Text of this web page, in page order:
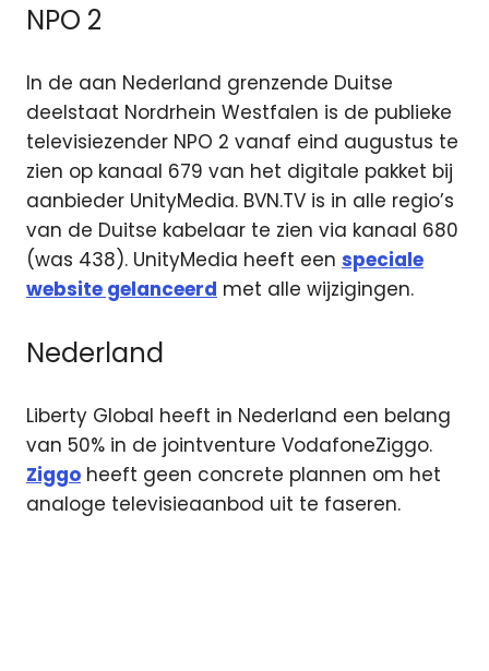
NPO 2
In de aan Nederland grenzende Duitse
deelstaat Nordrhein Westfalen is de publieke
televisiezender NPO 2 vanaf eind augustus te
zien op kanaal 679 van het digitale pakket bij
aanbieder UnityMedia. BVN.TV is in alle regio’s
van de Duitse kabelaar te zien via kanaal 680
(was 438). UnityMedia heeft een speciale
website gelanceerd met alle wijzigingen.
Nederland
Liberty Global heeft in Nederland een belang
van 50% in de jointventure VodafoneZiggo.
Ziggo heeft geen concrete plannen om het
analoge televisieaanbod uit te faseren.